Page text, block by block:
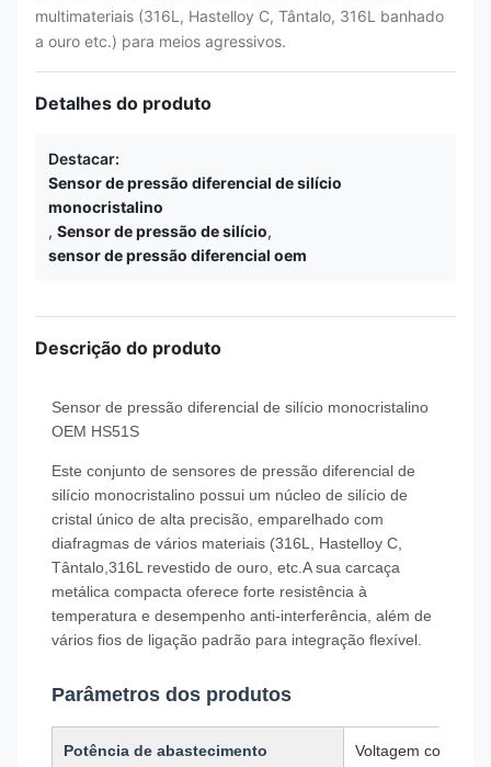
multimateriais (316L, Hastelloy C, Tântalo, 316L banhado
a ouro etc.) para meios agressivos.
Detalhes do produto
Destacar:
Sensor de pressão diferencial de silício
monocristalino
, Sensor de pressão de silício,
sensor de pressão diferencial oem
Descrição do produto
Sensor de pressão diferencial de silício monocristalino
OEM HS51S
Este conjunto de sensores de pressão diferencial de
silício monocristalino possui um núcleo de silício de
cristal único de alta precisão, emparelhado com
diafragmas de vários materiais (316L, Hastelloy C,
Tântalo,316L revestido de ouro, etc.A sua carcaça
metálica compacta oferece forte resistência à
temperatura e desempenho anti-interferência, além de
vários fios de ligação padrão para integração flexível.
Parâmetros dos produtos
Potência de abastecimento Voltagem constante